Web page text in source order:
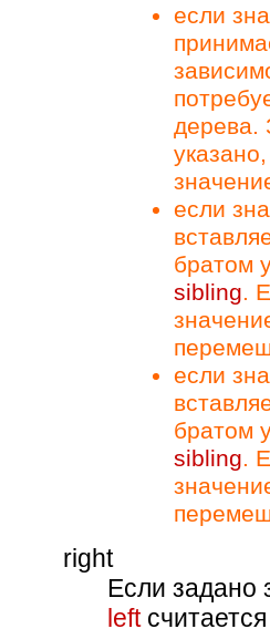
если
дерева.
если
братом
sibling.
если
братом
sibling.
right
Если задано
left